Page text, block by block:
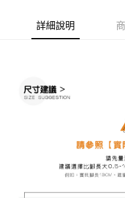
後付繳納相關費用。
※ 交易是否成功請以「AFTEE先
【注意事項】
１．透過由恩沛科技股份有限公
易，需依本服務之必要範圍內提
２．關於個人資料處理事宜，請瀏
３．未成年的使用者請事先徵得
「AFTEE先享後付」，若未經同
時審查核予不同之上限額度；若
付款後7-11取貨
每筆NT$100，滿NT$999(含以
詳細說明